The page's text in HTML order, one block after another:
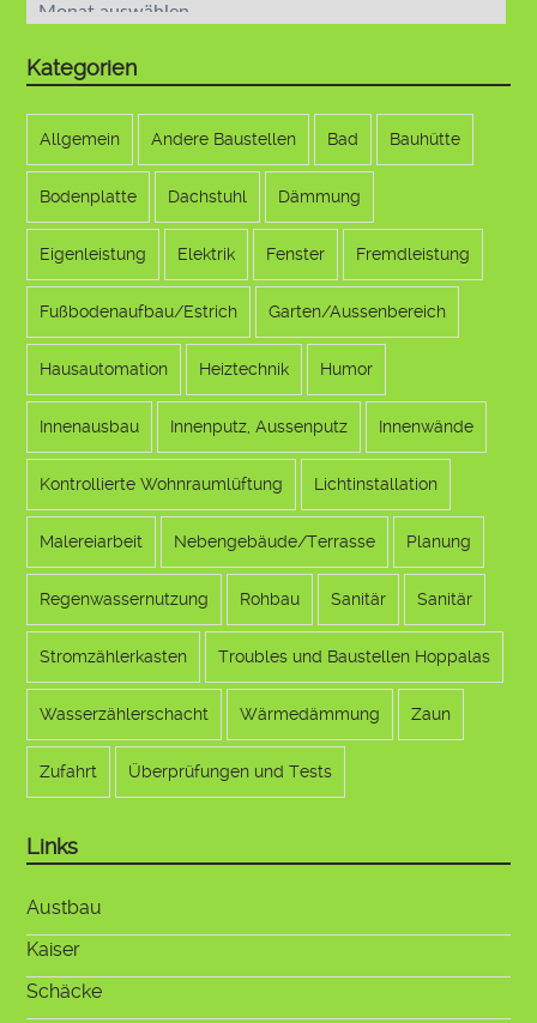
Kategorien
Allgemein Andere Baustellen Bad Bauhütte
Bodenplatte Dachstuhl Dämmung
Eigenleistung Elektrik Fenster Fremdleistung
Fußbodenaufbau/Estrich Garten/Aussenbereich
Hausautomation Heiztechnik Humor
Innenausbau Innenputz, Aussenputz Innenwände
Kontrollierte Wohnraumlüftung Lichtinstallation
Malereiarbeit Nebengebäude/Terrasse Planung
Regenwassernutzung Rohbau Sanitär Sanitär
Stromzählerkasten Troubles und Baustellen Hoppalas
Wasserzählerschacht Wärmedämmung Zaun
Zufahrt Überprüfungen und Tests
Links
Austbau
Kaiser
Schäcke